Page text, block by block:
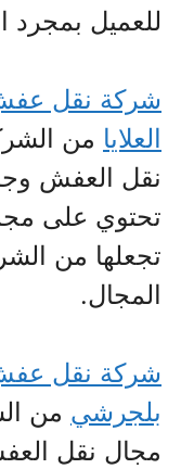
للعميل بمجرد
شركة نقل
العلايا من
نقل العفش
تحتوي على
تجعلها من
المجال.
شركة نقل
بلجرشي من
مجال نقل